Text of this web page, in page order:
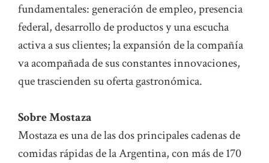
fundamentales: generación de empleo, presencia
federal, desarrollo de productos y una escucha
activa a sus clientes; la expansión de la compañía
va acompañada de sus constantes innovaciones,
que trascienden su oferta gastronómica.
Sobre Mostaza
Mostaza es una de las dos principales cadenas de
comidas rápidas de la Argentina, con más de 170